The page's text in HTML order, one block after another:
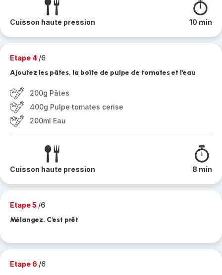
Cuisson haute pression 10 min
Etape 4 /6
Ajoutez les pâtes, la boîte de pulpe de tomates et l'eau
200g Pâtes
400g Pulpe tomates cerise
200ml Eau
Cuisson haute pression 8 min
Etape 5 /6
Mélangez. C'est prêt
Etape 6 /6